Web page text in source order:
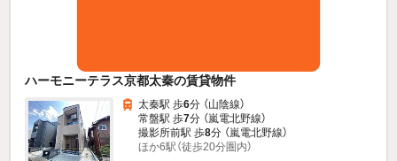
ハーモニーテラス京都太秦の賃貸物件
太秦駅 歩6分 （山陰線）
常盤駅 歩7分 （嵐電北野線）
撮影所前駅 歩8分 （嵐電北野線）
ほか6駅（徒歩20分圏内）